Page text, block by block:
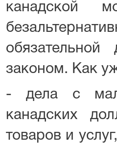
канадской
законом. Как
- дела с
канадских
товаров и